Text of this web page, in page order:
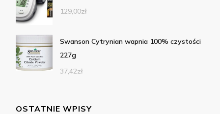
129,00zł
Swanson Cytrynian wapnia 100% czystości
227g
37,42zł
OSTATNIE WPISY